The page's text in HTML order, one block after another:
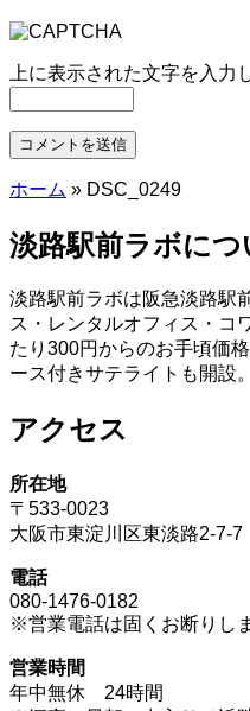
上に表示された文字を入力
ホーム » DSC_0249
淡路駅前ラボにつ
淡路駅前ラボは阪急淡路駅
ス・レンタルオフィス・コ
たり300円からのお手頃価
ース付きサテライトも開設
アクセス
所在地
〒533-0023
大阪市東淀川区東淡路2-7-7
電話
080-1476-0182
※営業電話は固くお断りし
営業時間
年中無休 24時間